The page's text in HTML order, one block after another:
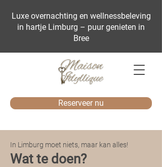
Reserveer nu
Luxe overnachting en wellnessbeleving
in hartje Limburg – puur genieten in
Bree
In Limburg moet niets, maar kan alles!
Wat te doen?